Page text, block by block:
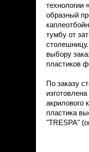
технологии
образный
тумбу от
выбору
пластиков
По заказу
акрилового
пластика
"TRESPA"